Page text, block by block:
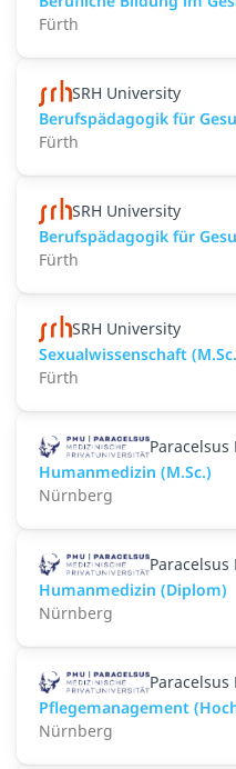
Fürth
SRH University
Berufspädagogik für
Fürth
SRH University
Berufspädagogik für
Fürth
SRH University
Sexualwissenschaft
Fürth
Humanmedizin (M.Sc.)
Nürnberg
Humanmedizin (Diplom)
Nürnberg
Pflegemanagement
Nürnberg